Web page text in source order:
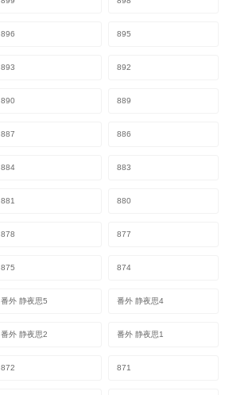
896 895
893 892
890 889
887 886
884 883
881 880
878 877
875 874
番外 静夜思5 番外 静夜思4
番外 静夜思2 番外 静夜思1
872 871